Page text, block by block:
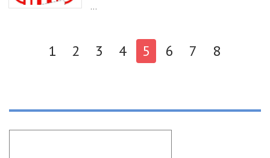
...
1 2 3 4 5 6 7 8